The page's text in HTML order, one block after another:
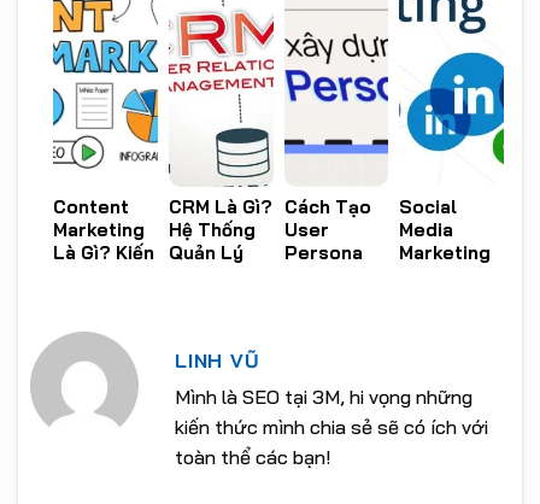
Content
Marketing
Là Gì? Kiến
CRM Là Gì?
Hệ Thống
Quản Lý
Cách Tạo
User
Persona
Social
Media
Marketing
LINH VŨ
Mình là SEO tại 3M, hi vọng những
kiến thức mình chia sẻ sẽ có ích với
toàn thể các bạn!